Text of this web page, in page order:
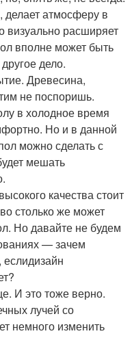
делает атмосферу в
визуально расширяет
вполне может быть
дело.
Древесина,
не поспоришь.
в холодное время
Но и в данной
можно сделать с
мешать
качества стоит
столько же может
Но давайте не будем
— зачем
еслидизайн
И это тоже верно.
лучей со
немного изменить